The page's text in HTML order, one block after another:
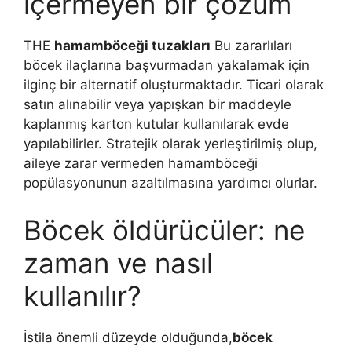
THE hamamböceği tuzakları Bu zararlıları
böcek ilaçlarına başvurmadan yakalamak için
ilginç bir alternatif oluşturmaktadır. Ticari olarak
satın alınabilir veya yapışkan bir maddeyle
kaplanmış karton kutular kullanılarak evde
yapılabilirler. Stratejik olarak yerleştirilmiş olup,
aileye zarar vermeden hamamböceği
popülasyonunun azaltılmasına yardımcı olurlar.
Böcek öldürücüler: ne
zaman ve nasıl
kullanılır?
İstila önemli düzeyde olduğunda,böcek